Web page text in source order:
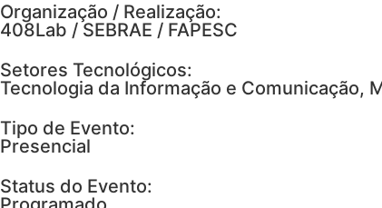
Organização / Realização:
408Lab / SEBRAE / FAPESC
Setores Tecnológicos:
Tecnologia da Informação e Comunicação,
Tipo de Evento:
Presencial
Status do Evento: